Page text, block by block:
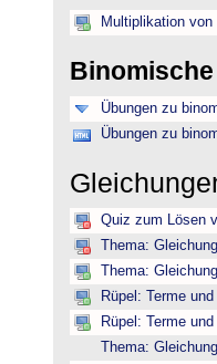
Multiplikation
Übungen zu
Übungen zu
Quiz zum Lösen
Thema:
Thema:
Rüpel: Terme
Rüpel: Terme
Thema: